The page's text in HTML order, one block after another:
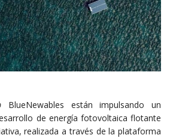
BlueNewables están impulsando un
de energía fotovoltaica flotante
realizada a través de la plataforma